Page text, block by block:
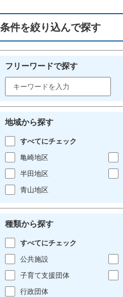
条件を絞り込んで探す
フリーワードで探す
地域から探す
すべてにチェック
亀崎地区
半田地区
青山地区
種類から探す
すべてにチェック
公共施設
子育て支援団体
行政団体